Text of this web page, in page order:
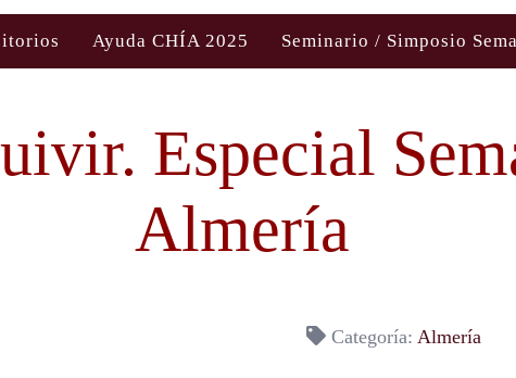
Ayuda CHÍA 2025 Seminario / Simposio
Especial
Almería
Categoría: Almería